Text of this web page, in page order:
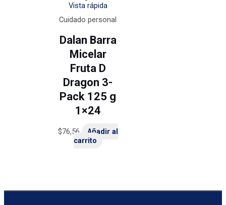
Vista rápida
Cuidado personal
Dalan Barra
Micelar
Fruta D
Dragon 3-
Pack 125 g
1×24
$76,56
Añadir al
carrito